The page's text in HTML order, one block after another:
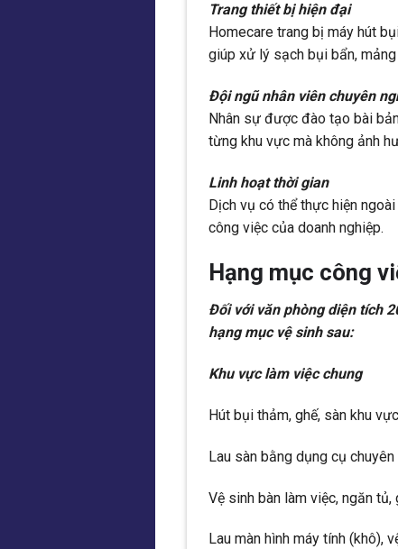
Trang thiết bị hiện đại
Homecare trang bị máy hút
giúp xử lý sạch bụi bẩn,
Đội ngũ nhân viên chuyên
Nhân sự được đào tạo bài
từng khu vực mà không ảnh
Linh hoạt thời gian
Dịch vụ có thể thực hiện
công việc của doanh nghiệp.
Hạng mục công
Đối với văn phòng diện tích
hạng mục vệ sinh sau:
Khu vực làm việc chung
Hút bụi thảm, ghế, sàn khu
Lau sàn bằng dụng cụ chuyên
Vệ sinh bàn làm việc, ngăn tủ,
Lau màn hình máy tính (khô),